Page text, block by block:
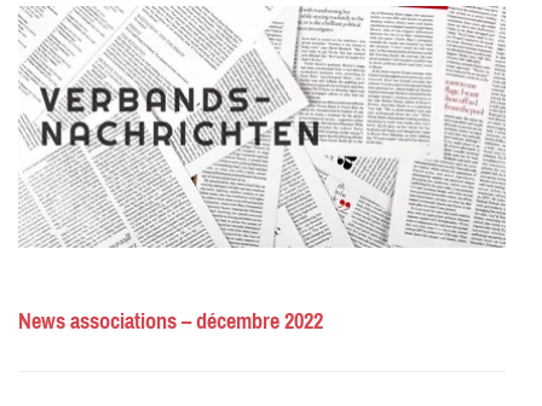
News associations – décembre 2022